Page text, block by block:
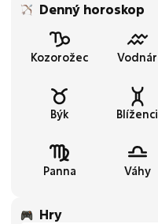
Denný horoskop
Kozorožec Vodnár
Býk Blíženci
Panna Váhy
Hry